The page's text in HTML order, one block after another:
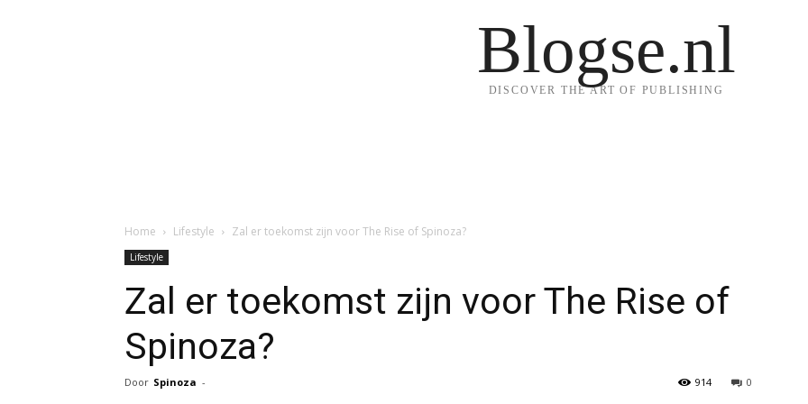
Blogse.nl
DISCOVER THE ART OF PUBLISHING
Home Lifestyle Zal er toekomst zijn voor The Rise of Spinoza?
Lifestyle
Zal er toekomst zijn voor The Rise of
Spinoza?
Door Spinoza - 0
914